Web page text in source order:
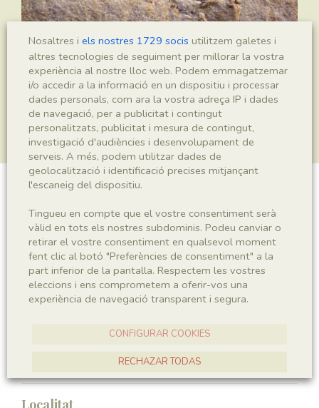
Copròlit
Sigla
IEI-2579
Localitat
Nosaltres i els nostres 1729 socis utilitzem galetes i
altres tecnologies de seguiment per millorar la vostra
experiència al nostre lloc web. Podem emmagatzemar
i/o accedir a la informació en un dispositiu i processar
dades personals, com ara la vostra adreça IP i dades
de navegació, per a publicitat i contingut
personalitzats, publicitat i mesura de contingut,
investigació d'audiències i desenvolupament de
serveis. A més, podem utilitzar dades de
geolocalització i identificació precises mitjançant
l'escaneig del dispositiu.
Tingueu en compte que el vostre consentiment serà
vàlid en tots els nostres subdominis. Podeu canviar o
retirar el vostre consentiment en qualsevol moment
fent clic al botó "Preferències de consentiment" a la
part inferior de la pantalla. Respectem les vostres
eleccions i ens comprometem a oferir-vos una
experiència de navegació transparent i segura.
CONFIGURAR COOKIES
RECHAZAR TODAS
ACCEPTAR TOTES